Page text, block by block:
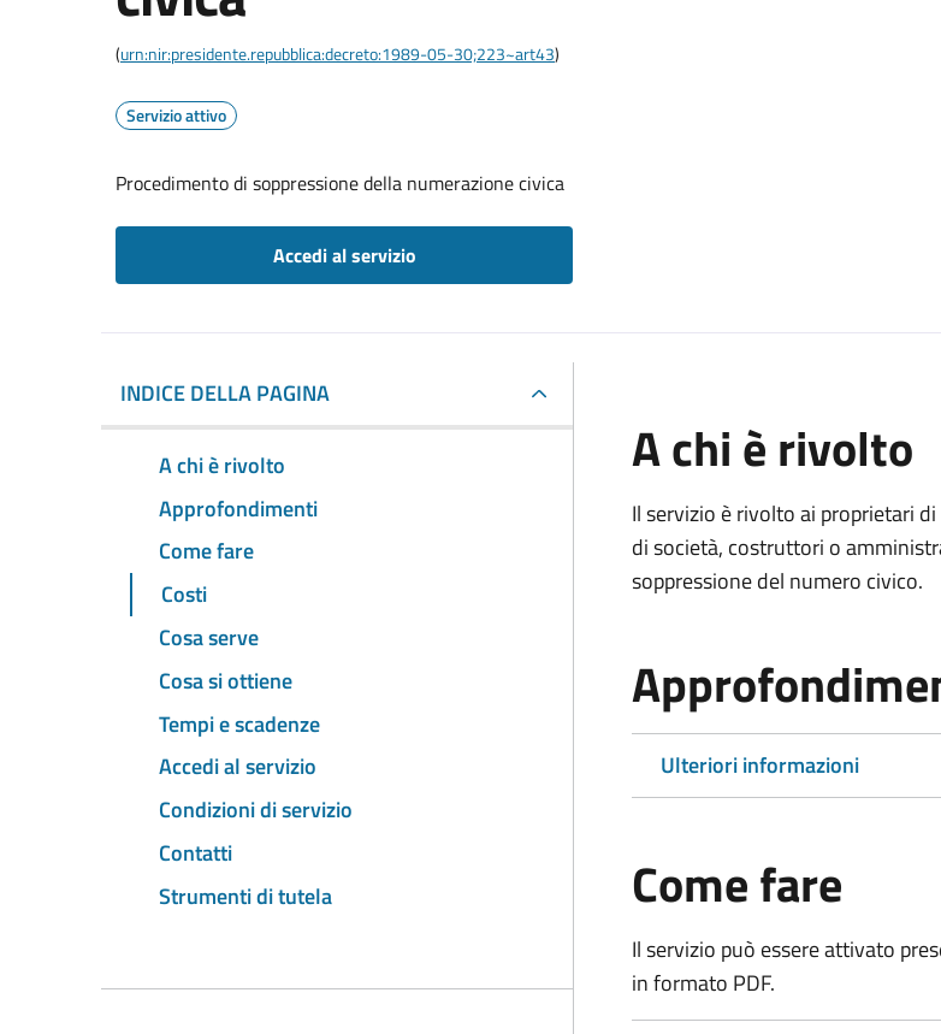
(urn:nir:presidente.repubblica:decreto:1989-05-30;223~art43)
Servizio attivo
Procedimento di soppressione della numerazione civica
Accedi al servizio
INDICE DELLA PAGINA
A chi è rivolto
Approfondimenti
Come fare
Costi
Cosa serve
Cosa si ottiene
Tempi e scadenze
Accedi al servizio
Condizioni di servizio
Contatti
Strumenti di tutela
A chi è rivolto
Il servizio è rivolto ai proprietari
di società, costruttori o
soppressione del numero civico.
Ulteriori informazioni
Come fare
Il servizio può essere attivato
in formato PDF.